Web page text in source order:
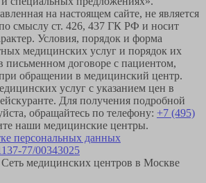
на настоящем сайте, не является
смыслу ст. 426, 437 ГК РФ и носит
Условия, порядок и форма
медицинских услуг и порядок их
письменном договоре с пациентом,
обращении в медицинский центр.
услуг с указанием цен в
Для получения подробной
обращайтесь по телефону: +7 (495)
наши медицинские центры.
персональных данных
77/00343025
медицинских центров в Москве